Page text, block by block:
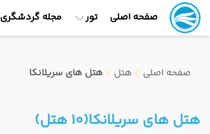
صفحه اصلی تور مجله گردشگری
صفحه اصلی هتل هتل های سریلانکا
هتل های سریلانکا(10 هتل)